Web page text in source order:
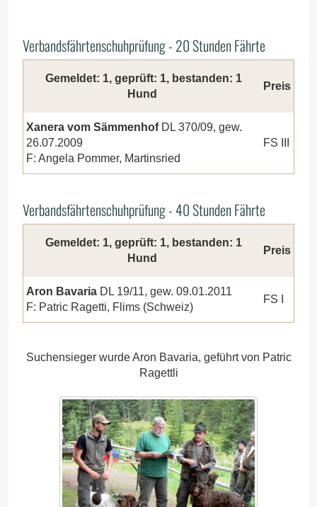
Verbandsfährtenschuhprüfung - 20 Stunden Fährte
Gemeldet: 1, geprüft: 1, bestanden: 1
Hund
Preis
Xanera vom Sämmenhof DL 370/09, gew.
26.07.2009
F: Angela Pommer, Martinsried
FS III
Verbandsfährtenschuhprüfung - 40 Stunden Fährte
Gemeldet: 1, geprüft: 1, bestanden: 1
Hund
Preis
Aron Bavaria DL 19/11, gew. 09.01.2011
F: Patric Ragetti, Flims (Schweiz)
FS I
Suchensieger wurde Aron Bavaria, geführt von Patric
Ragettli